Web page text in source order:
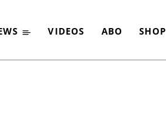
VIDEOS ABO SHOP